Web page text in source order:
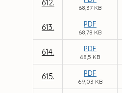
612.
68,37 KB
613. PDF
68,78 KB
614. PDF
68,5 KB
615. PDF
69,03 KB